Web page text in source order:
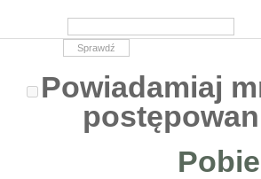
Powiadamiaj